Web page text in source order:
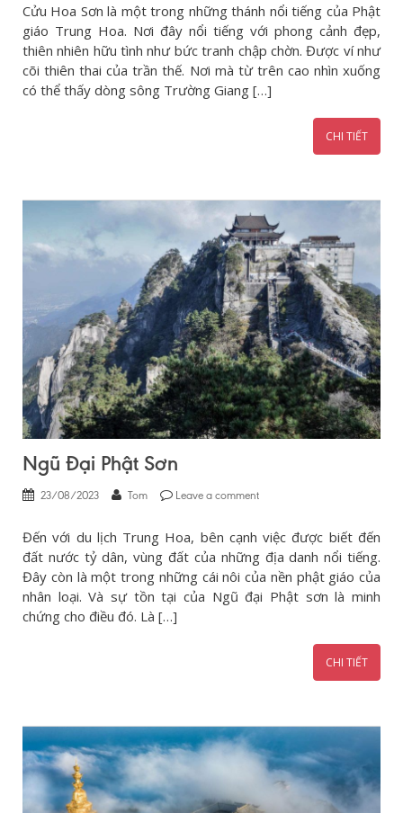
Cửu Hoa Sơn là một trong những thánh nổi tiếng của Phật
giáo Trung Hoa. Nơi đây nổi tiếng với phong cảnh đẹp,
thiên nhiên hữu tình như bức tranh chập chờn. Được ví như
cõi thiên thai của trần thế. Nơi mà từ trên cao nhìn xuống
có thể thấy dòng sông Trường Giang […]
CHI TIẾT
Ngũ Đại Phật Sơn
23/08/2023 Tom Leave a comment
Đến với du lịch Trung Hoa, bên cạnh việc được biết đến
đất nước tỷ dân, vùng đất của những địa danh nổi tiếng.
Đây còn là một trong những cái nôi của nền phật giáo của
nhân loại. Và sự tồn tại của Ngũ đại Phật sơn là minh
chứng cho điều đó. Là […]
CHI TIẾT